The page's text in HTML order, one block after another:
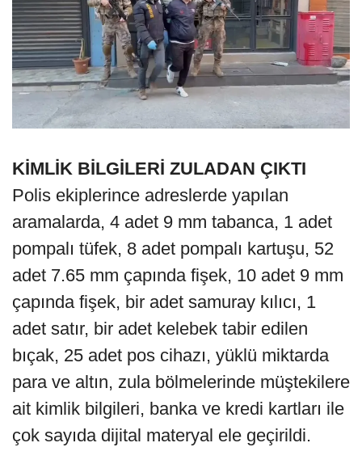
KİMLİK BİLGİLERİ ZULADAN ÇIKTI
Polis ekiplerince adreslerde yapılan
aramalarda, 4 adet 9 mm tabanca, 1 adet
pompalı tüfek, 8 adet pompalı kartuşu, 52
adet 7.65 mm çapında fişek, 10 adet 9 mm
çapında fişek, bir adet samuray kılıcı, 1
adet satır, bir adet kelebek tabir edilen
bıçak, 25 adet pos cihazı, yüklü miktarda
para ve altın, zula bölmelerinde müştekilere
ait kimlik bilgileri, banka ve kredi kartları ile
çok sayıda dijital materyal ele geçirildi.